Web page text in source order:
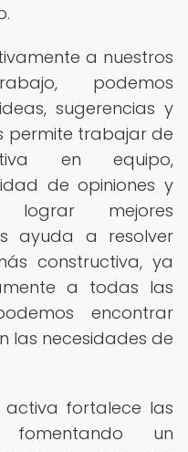
a nuestros
podemos
sugerencias y
permite trabajar de
en equipo,
de opiniones y
lograr mejores
ayuda a resolver
constructiva, ya
a todas las
encontrar
las necesidades de
activa fortalece las
fomentando un